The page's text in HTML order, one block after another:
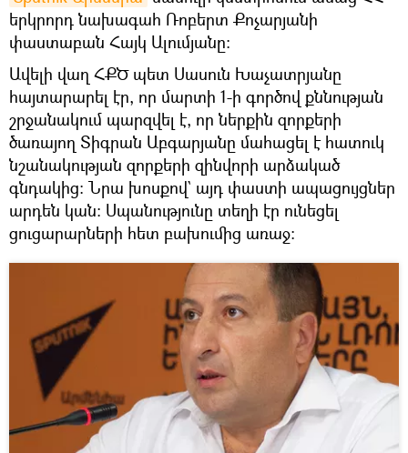
երկրորդ նախագահ Ռոբերտ Քոչարյանի
փաստաբան Հայկ Ալումյանը։
Ավելի վաղ ՀՔԾ պետ Սասուն Խաչատրյանը
հայտարարել էր, որ մարտի 1-ի գործով քննության
շրջանակում պարզվել է, որ ներքին զորքերի
ծառայող Տիգրան Աբգարյանը մահացել է հատուկ
նշանակության զորքերի զինվորի արձակած
գնդակից։ Նրա խոսքով` այդ փաստի ապացույցներ
արդեն կան։ Սպանությունը տեղի էր ունեցել
ցուցարարների հետ բախումից առաջ։